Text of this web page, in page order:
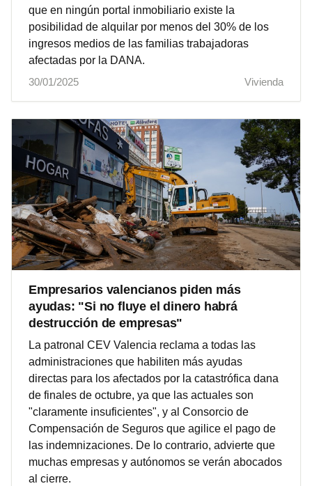
que en ningún portal inmobiliario existe la
posibilidad de alquilar por menos del 30% de los
ingresos medios de las familias trabajadoras
afectadas por la DANA.
30/01/2025
Vivienda
Empresarios valencianos piden más
ayudas: "Si no fluye el dinero habrá
destrucción de empresas"
La patronal CEV Valencia reclama a todas las
administraciones que habiliten más ayudas
directas para los afectados por la catastrófica dana
de finales de octubre, ya que las actuales son
"claramente insuficientes", y al Consorcio de
Compensación de Seguros que agilice el pago de
las indemnizaciones. De lo contrario, advierte que
muchas empresas y autónomos se verán abocados
al cierre.